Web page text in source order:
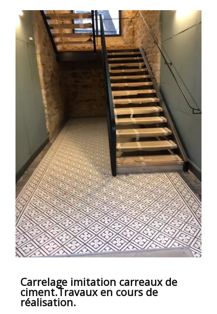
Carrelage imitation carreaux de
ciment.Travaux en cours de
réalisation.